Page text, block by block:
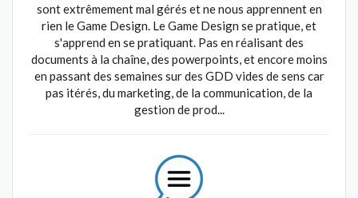
sont extrêmement mal gérés et ne nous apprennent en
rien le Game Design. Le Game Design se pratique, et
s'apprend en se pratiquant. Pas en réalisant des
documents à la chaîne, des powerpoints, et encore moins
en passant des semaines sur des GDD vides de sens car
pas itérés, du marketing, de la communication, de la
gestion de prod...